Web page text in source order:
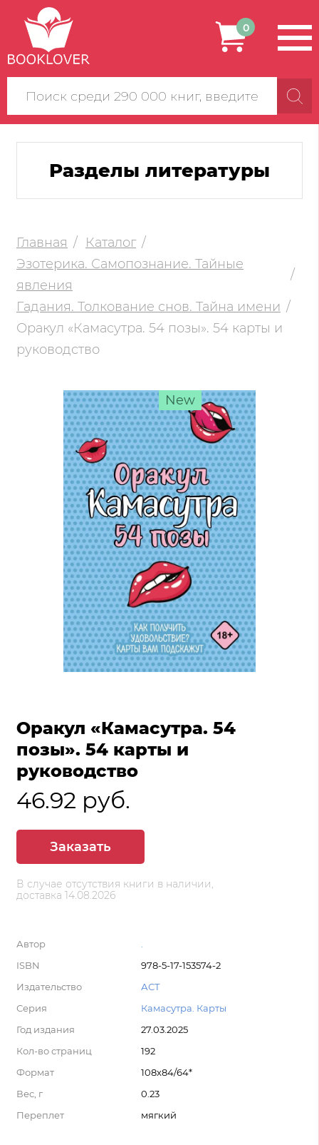
Поиск
по
сайту
0
Разделы литературы
Главная
Каталог
Эзотерика. Самопознание. Тайные
явления
Гадания. Толкование снов. Тайна имени
Оракул «Камасутра. 54 позы». 54 карты и
руководство
New
Оракул «Камасутра. 54
позы». 54 карты и
руководство
46.92 руб.
Заказать
В случае отсутствия книги в наличии,
доставка 14.08.2026
Автор
ISBN
978-5-17-153574-2
Издательство
АСТ
Серия
Камасутра. Карты
Год издания
27.03.2025
Кол-во страниц
192
Формат
108x84/64*
Вес, г
0.23
Переплет
мягкий